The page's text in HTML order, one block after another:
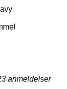
anmeldelser